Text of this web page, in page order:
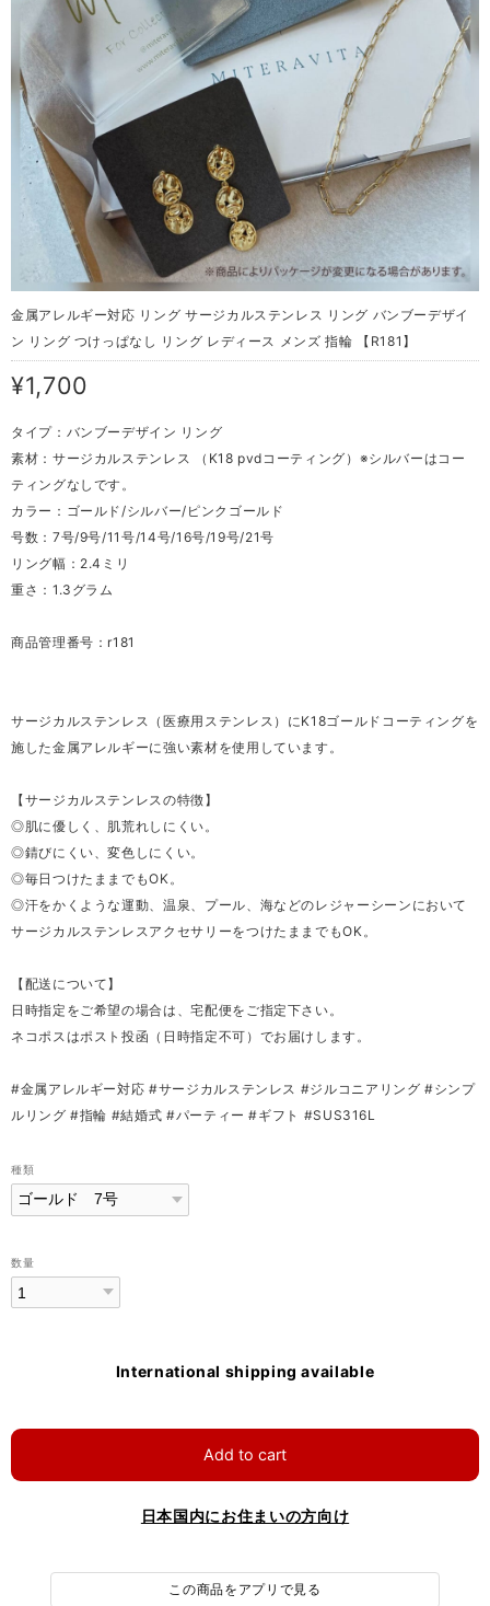
金属アレルギー対応 リング サージカルステンレス リング バンブーデザイ
ン リング つけっぱなし リング レディース メンズ 指輪 【R181】
¥1,700
タイプ：バンブーデザイン リング
素材：サージカルステンレス （K18 pvdコーティング）※シルバーはコー
ティングなしです。
カラー：ゴールド/シルバー/ピンクゴールド
号数：7号/9号/11号/14号/16号/19号/21号
リング幅：2.4ミリ
重さ：1.3グラム
商品管理番号：r181
サージカルステンレス（医療用ステンレス）にK18ゴールドコーティングを
施した金属アレルギーに強い素材を使用しています。
【サージカルステンレスの特徴】
◎肌に優しく、肌荒れしにくい。
◎錆びにくい、変色しにくい。
◎毎日つけたままでもOK。
◎汗をかくような運動、温泉、プール、海などのレジャーシーンにおいて
サージカルステンレスアクセサリーをつけたままでもOK。
【配送について】
日時指定をご希望の場合は、宅配便をご指定下さい。
ネコポスはポスト投函（日時指定不可）でお届けします。
#金属アレルギー対応 #サージカルステンレス #ジルコニアリング #シンプ
ルリング #指輪 #結婚式 #パーティー #ギフト #SUS316L
種類
数量
International shipping available
Add to cart
日本国内にお住まいの方向け
この商品をアプリで見る